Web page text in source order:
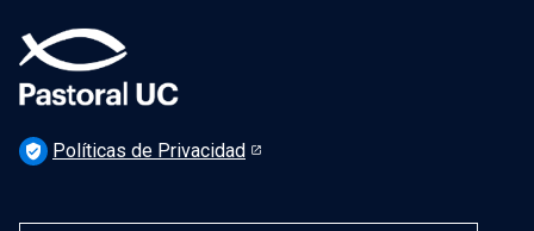
verified_user Políticas de Privacidad